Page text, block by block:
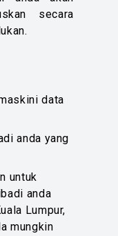
secara
data
anda yang
untuk
anda
Lumpur,
mungkin